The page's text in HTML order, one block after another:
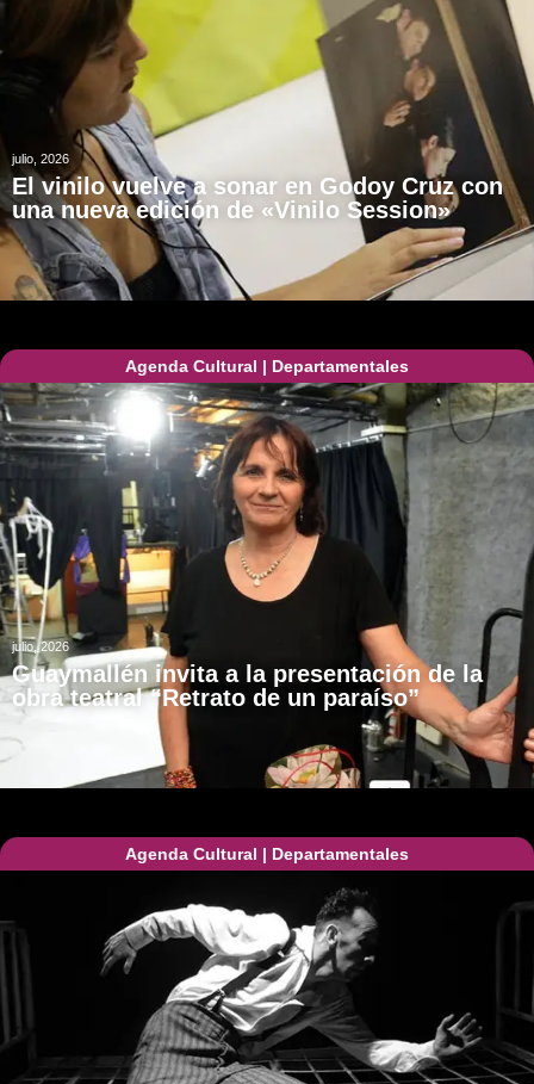
julio, 2026
El vinilo vuelve a sonar en Godoy Cruz con
una nueva edición de «Vinilo Session»
Agenda Cultural | Departamentales
julio, 2026
Guaymallén invita a la presentación de la
obra teatral “Retrato de un paraíso”
Agenda Cultural | Departamentales